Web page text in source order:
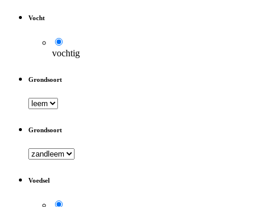
Vocht
vochtig
Grondsoort
Grondsoort
Voedsel